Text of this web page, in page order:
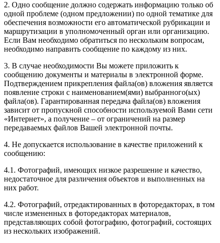
2. Одно сообщение должно содержать информацию только об
одной проблеме (одном предложении) по одной тематике для
обеспечения возможности его автоматической рубрикации и
маршрутизации в уполномоченный орган или организацию.
Если Вам необходимо обратиться по нескольким вопросам,
необходимо направить сообщение по каждому из них.
3. В случае необходимости Вы можете приложить к
сообщению документы и материалы в электронной форме.
Подтверждением прикрепления файла(ов) вложения является
появление строки с наименованием(ями) выбранного(ых)
файла(ов). Гарантированная передача файла(ов) вложения
зависит от пропускной способности используемой Вами сети
«Интернет», а получение – от ограничений на размер
передаваемых файлов Вашей электронной почты.
4. Не допускается использование в качестве приложений к
сообщению:
4.1. Фотографий, имеющих низкое разрешение и качество,
недостаточное для различения объектов и выполненных на
них работ.
4.2. Фотографий, отредактированных в фоторедакторах, в том
числе измененных в фоторедакторах материалов,
представляющих собой фотографию, фотографий, состоящих
из нескольких изображений.